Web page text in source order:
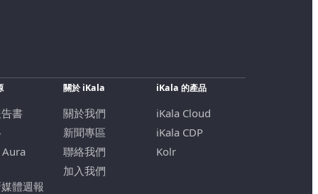
書
體週報
關於 iKala
關於我們
新聞專區
聯絡我們
加入我們
iKala 的產品
iKala Cloud
iKala CDP
Kolr